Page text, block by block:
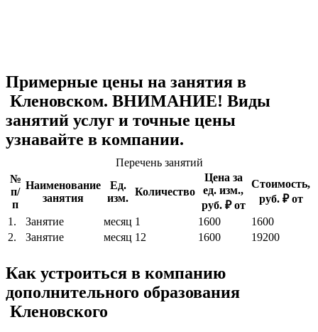
Примерные цены на занятия в
Кленовском. ВНИМАНИЕ! Виды
занятий услуг и точные цены
узнавайте в компании.
Перечень занятий
№
п/
п
Наименование
занятия
Ед.
изм.
Количество
Цена за
ед. изм.,
руб. ₽ от
Стоимость,
руб. ₽ от
1.
Занятие месяц 1 1600
1600
2.
Занятие месяц 12 1600 19200
Как устроиться в компанию
дополнительного образования
Кленовского